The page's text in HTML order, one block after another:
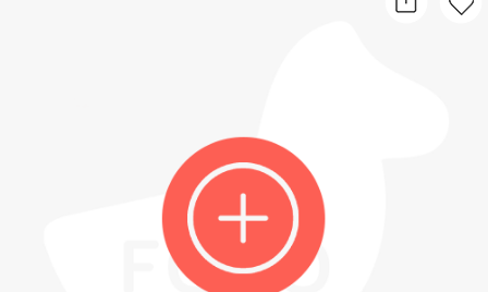
Blog
Partner
Kontakt